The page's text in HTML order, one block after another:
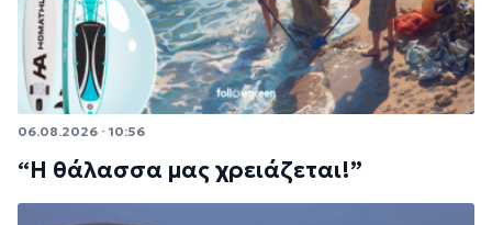
06.08.2026 · 10:56
“Η θάλασσα μας χρειάζεται!”